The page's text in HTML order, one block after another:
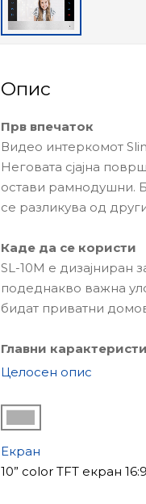
Опис
Прв впечаток
Видео интеркомот
Неговата сјајна
остави рамнодушни.
се разликува од
Каде да се користи
SL-10M е дизајниран
подеднакво важна
бидат приватни
Главни
SL-10M има софтвер
интеркомот
дополнителни CCTV
SL-10M има слот за
Целосен опис
Екран
10” color TFT екран 16:9